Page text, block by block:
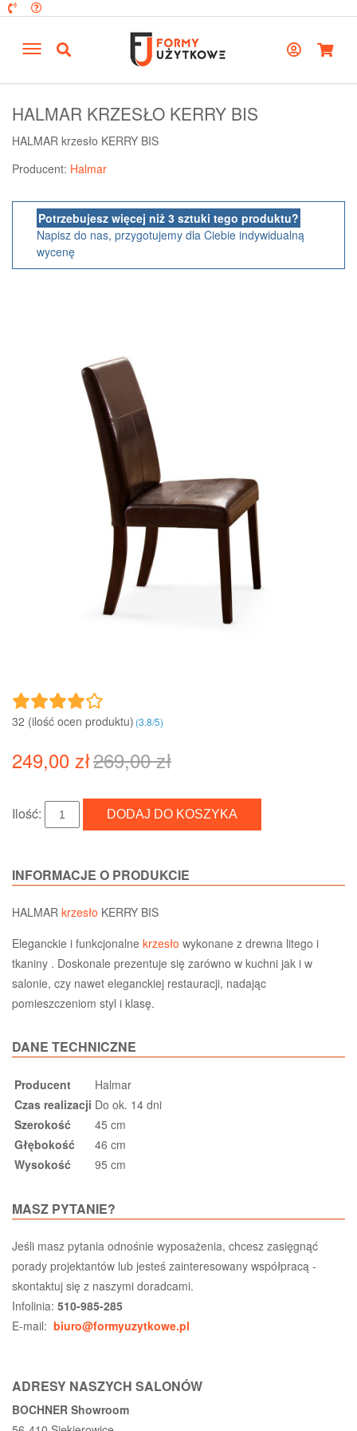
HALMAR KRZESŁO KERRY BIS
HALMAR krzesło KERRY BIS
Producent: Halmar
Potrzebujesz więcej niż 3 sztuki tego produktu?
Napisz do nas, przygotujemy dla Ciebie indywidualną
wycenę
32 (ilość ocen produktu)‎(3.8/5)
249,00 zł269,00 zł
Ilość:
INFORMACJE O PRODUKCIE
HALMAR krzesło KERRY BIS
Eleganckie i funkcjonalne krzesło wykonane z drewna litego i
tkaniny . Doskonale prezentuje się zarówno w kuchni jak i w
salonie, czy nawet eleganckiej restauracji, nadając
pomieszczeniom styl i klasę.
DANE TECHNICZNE
Producent
Halmar
Czas realizacji Do ok. 14 dni
Szerokość
45 cm
Głębokość
46 cm
Wysokość
95 cm
MASZ PYTANIE?
Jeśli masz pytania odnośnie wyposażenia, chcesz zasięgnąć
porady projektantów lub jesteś zainteresowany współpracą -
skontaktuj się z naszymi doradcami.
Infolinia: 510-985-285
E-mail: biuro@formyuzytkowe.pl
ADRESY NASZYCH SALONÓW
BOCHNER Showroom